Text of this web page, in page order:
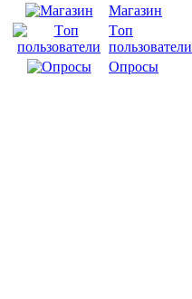
Магазин
Tоп
пользователи
Опросы